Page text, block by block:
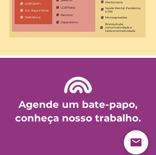
Agende um bate-papo,
conheça nosso trabalho.